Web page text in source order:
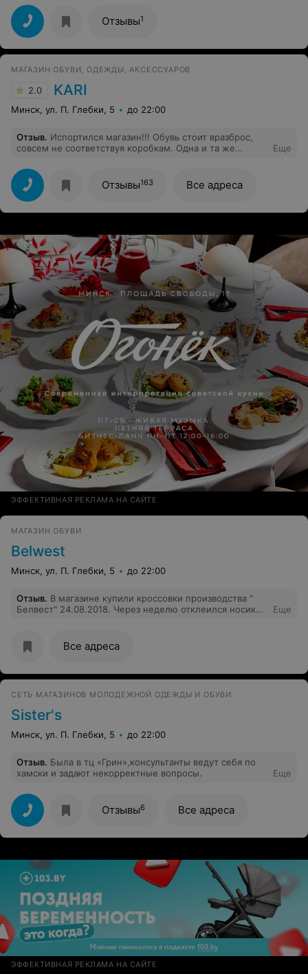
вами? С уважением Владимир Соколов. +38 067 566 20
354
Отзывы1
МАГАЗИН ОБУВИ, ОДЕЖДЫ, АКСЕССУАРОВ
2.0 KARI
Минск, ул. П. Глебки, 5 до 22:00
Отзыв. Испортился магазин!!! Обувь стоит вразброс,
совсем не соответствуя коробкам. Одна и та же
невообразимый! Пришлось смотреть на сами коробки
и доставать модели, чтобы увидеть внешний вид. на
один проход- час!
Еще
Отзывы163 Все адреса
ЭФФЕКТИВНАЯ РЕКЛАМА НА САЙТЕ
МАГАЗИН ОБУВИ
Belwest
Минск, ул. П. Глебки, 5 до 22:00
Отзыв. В магазине купили кроссовки производства "
Белвест" 24.08.2018. Через неделю отклеился носик
обуви претензий не было. На носы нужно клея не
жалеть,а наоборот очень хорошо проклеивать эти
Еще
Все адреса
СЕТЬ МАГАЗИНОВ МОЛОДЕЖНОЙ ОДЕЖДЫ И ОБУВИ
Sister's
Минск, ул. П. Глебки, 5 до 22:00
Отзыв. Была в тц «Грин»,консультанты ведут себя по
хамски и задают некорректные вопросы.
Еще
Отзывы6 Все адреса
ЭФФЕКТИВНАЯ РЕКЛАМА НА САЙТЕ